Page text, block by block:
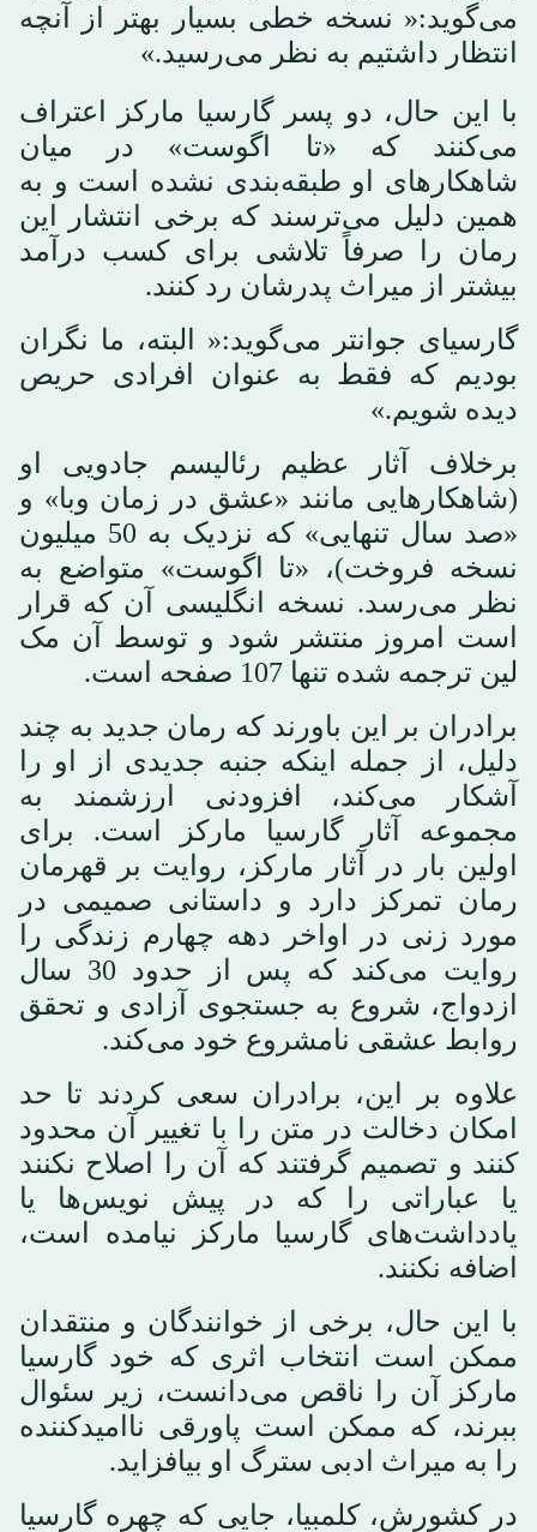
می‌گوید:« نسخه خطی بسیار بهتر از آنچه
انتظار داشتیم به نظر می‌رسید.»
با این حال، دو پسر گارسیا مارکز اعتراف
می‌کنند که «تا اگوست» در میان
شاهکارهای او طبقه‌بندی نشده است و به
همین دلیل می‌ترسند که برخی انتشار این
رمان را صرفاً تلاشی برای کسب درآمد
بیشتر از میراث پدرشان رد کنند.
گارسیای جوانتر می‌گوید:« البته، ما نگران
بودیم که فقط به عنوان افرادی حریص
دیده شویم.»
برخلاف آثار عظیم رئالیسم جادویی او
(شاهکارهایی مانند «عشق در زمان وبا» و
«صد سال تنهایی» که نزدیک به 50 میلیون
نسخه فروخت)، «تا اگوست» متواضع به
نظر می‌رسد. نسخه انگلیسی آن که قرار
است امروز منتشر شود و توسط آن مک
لین ترجمه شده تنها 107 صفحه است.
برادران بر این باورند که رمان جدید به چند
دلیل، از جمله اینکه جنبه جدیدی از او را
آشکار می‌کند، افزودنی ارزشمند به
مجموعه آثار گارسیا مارکز است. برای
اولین بار در آثار مارکز، روایت بر قهرمان
رمان تمرکز دارد و داستانی صمیمی در
مورد زنی در اواخر دهه چهارم زندگی را
روایت می‌کند که پس از حدود 30 سال
ازدواج، شروع به جستجوی آزادی و تحقق
روابط عشقی نامشروع خود می‌کند.
علاوه بر این، برادران سعی کردند تا حد
امکان دخالت در متن را با تغییر آن محدود
کنند و تصمیم گرفتند که آن را اصلاح نکنند
یا عباراتی را که در پیش نویس‌ها یا
یادداشت‌های گارسیا مارکز نیامده است،
اضافه نکنند.
با این حال، برخی از خوانندگان و منتقدان
ممکن است انتخاب اثری که خود گارسیا
مارکز آن را ناقص می‌دانست، زیر سئوال
ببرند، که ممکن است پاورقی ناامیدکننده
را به میراث ادبی سترگ او بیافزاید.
در کشورش، کلمبیا، جایی که چهره گارسیا